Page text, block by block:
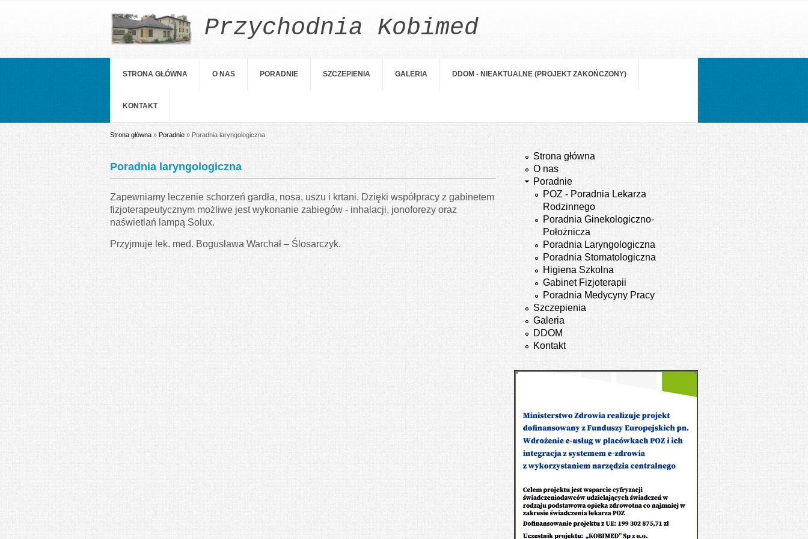
Przychodnia Kobimed
STRONA GŁÓWNA O NAS PORADNIE SZCZEPIENIA GALERIA DDOM - NIEAKTUALNE (PROJEKT ZAKOŃCZONY)
KONTAKT
Jesteś tutaj
Strona główna » Poradnie » Poradnia laryngologiczna
Poradnia laryngologiczna
Zapewniamy leczenie schorzeń gardła, nosa, uszu i krtani. Dzięki współpracy z gabinetem
fizjoterapeutycznym możliwe jest wykonanie zabiegów - inhalacji, jonoforezy oraz
naświetlań lampą Solux.
Przyjmuje lek. med. Bogusława Warchał – Ślosarczyk.
Strona główna
O nas
Poradnie
POZ - Poradnia Lekarza
Rodzinnego
Poradnia Ginekologiczno-
Położnicza
Poradnia Laryngologiczna
Poradnia Stomatologiczna
Higiena Szkolna
Gabinet Fizjoterapii
Poradnia Medycyny Pracy
Szczepienia
Galeria
DDOM
Kontakt